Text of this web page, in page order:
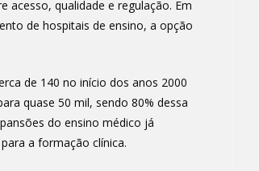
acesso, qualidade e regulação. Em
de hospitais de ensino, a opção
de 140 no início dos anos 2000
quase 50 mil, sendo 80% dessa
do ensino médico já
a formação clínica.